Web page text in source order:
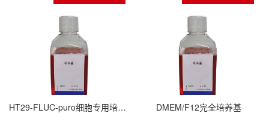
HT29-FLUC-puro细胞专用培养基 DMEM/F12完全培养基